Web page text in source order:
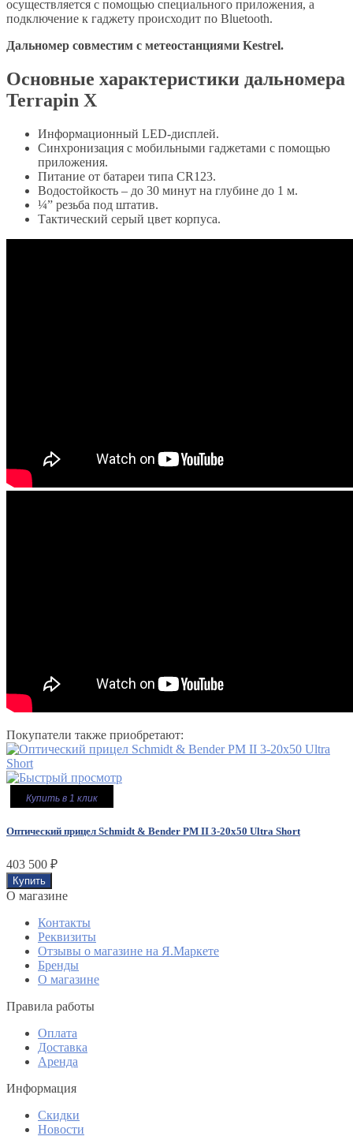
осуществляется с помощью специального приложения, а
подключение к гаджету происходит по Bluetooth.
Дальномер совместим с метеостанциями Kestrel.
Основные характеристики дальномера
Terrapin X
Информационный LED-дисплей.
Синхронизация с мобильными гаджетами с помощью
приложения.
Питание от батареи типа CR123.
Водостойкость – до 30 минут на глубине до 1 м.
¼” резьба под штатив.
Тактический серый цвет корпуса.
Покупатели также приобретают:
Купить в 1 клик
Оптический прицел Schmidt & Bender PM II 3-20x50 Ultra Short
403 500 ₽
O магазине
Контакты
Реквизиты
Отзывы о магазине на Я.Маркете
Бренды
О магазине
Правила работы
Оплата
Доставка
Аренда
Информация
Скидки
Новости